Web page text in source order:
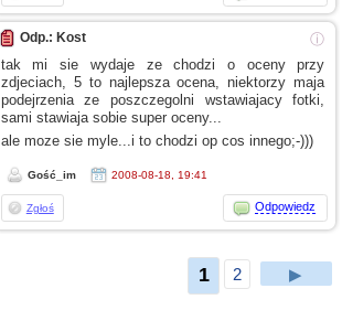
ⓘ
Odp.: Kost
tak mi sie wydaje ze chodzi o ocenyprzy
zdjeciach, 5 to najlepsza ocena, niektorzy maja
podejrzeniaze poszczegolni wstawiajacy fotki,
sami stawiaja sobie super oceny...
ale moze sie myle...i to chodzi op cos innego;-)))
Gość_im 2008-08-18, 19:41
Zgłoś Odpowiedz
1 2 ▶